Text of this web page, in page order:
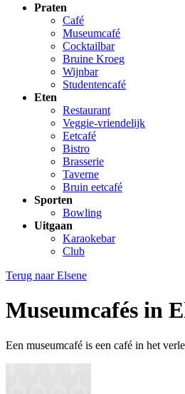
Praten
Café
Museumcafé
Cocktailbar
Bruine Kroeg
Wijnbar
Studentencafé
Eten
Restaurant
Veggie-vriendelijk
Eetcafé
Bistro
Brasserie
Taverne
Bruin eetcafé
Sporten
Bowling
Uitgaan
Karaokebar
Club
Terug naar Elsene
Museumcafés in
Een museumcafé is een café in het